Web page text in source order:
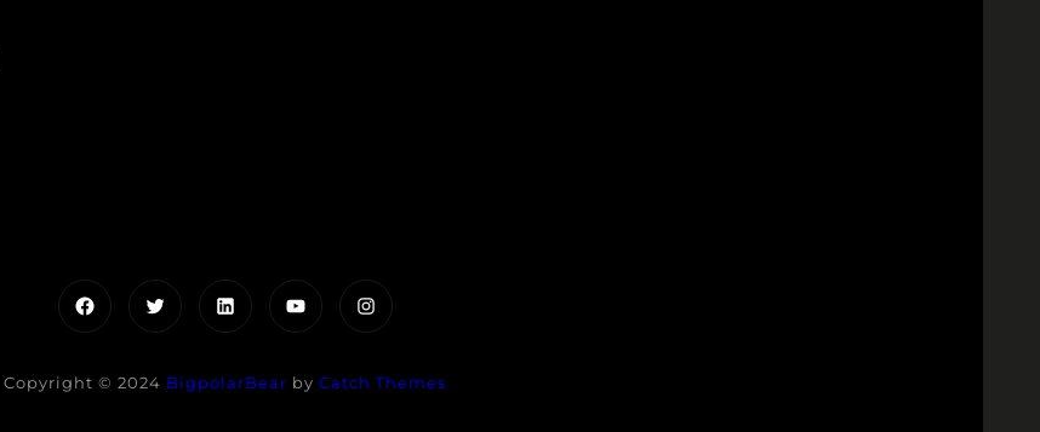
FacebookTwitterLinkedInYouTubeInstagram
Copyright © 2024 BigpolarBear byCatch Themes